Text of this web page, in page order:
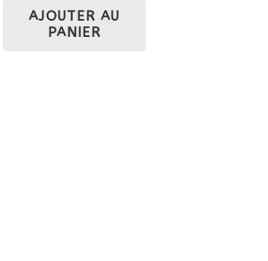
était :
85,60 €.
AJOUTER AU
PANIER